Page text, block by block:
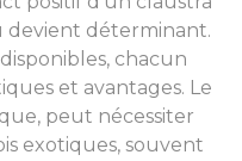
devient déterminant.
chacun
et avantages. Le
peut nécessiter
exotiques, souvent